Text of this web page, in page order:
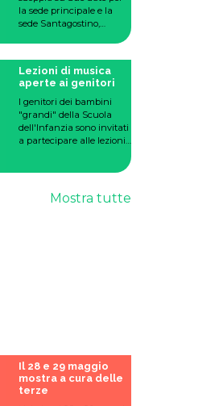
la sede principale e la
sede Santagostino,
martedì 16 e mercoledì 17
Lezioni di musica
aperte ai genitori
I genitori dei bambini
"grandi" della Scuola
dell'Infanzia sono invitati
a partecipare alle lezioni
Ottavanota, un’occasione
speciale per vedere da
Mostra tutte
Il 28 e 29 maggio
mostra a cura delle
terze